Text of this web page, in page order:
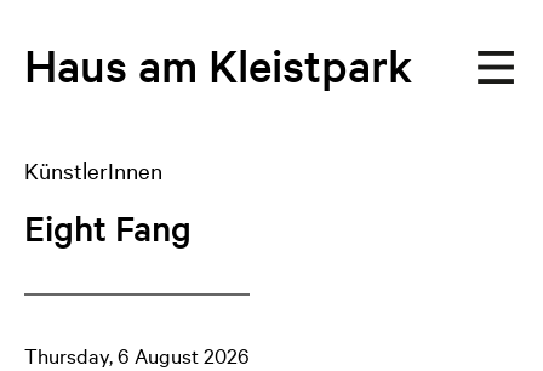
Haus am Kleistpark
KünstlerInnen
Eight Fang
Thursday, 6 August 2026